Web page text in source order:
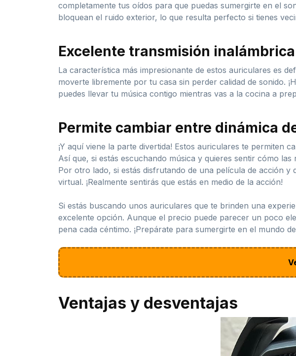
completamente tus oídos para que puedas sumergirte en el
bloquean el ruido exterior, lo que resulta perfecto si tienes
Excelente transmisión
La característica más impresionante de estos auriculares es
moverte libremente por tu casa sin perder calidad de sonido.
puedes llevar tu música contigo mientras vas a la cocina a
Permite cambiar entre dinámica
¡Y aquí viene la parte divertida! Estos auriculares te permiten
Así que, si estás escuchando música y quieres sentir cómo
Por otro lado, si estás disfrutando de una película de acción
virtual. ¡Realmente sentirás que estás en medio de la acción!
Si estás buscando unos auriculares que te brinden una
excelente opción. Aunque el precio puede parecer un poco
pena cada céntimo. ¡Prepárate para sumergirte en el mundo
Ventajas y desventajas